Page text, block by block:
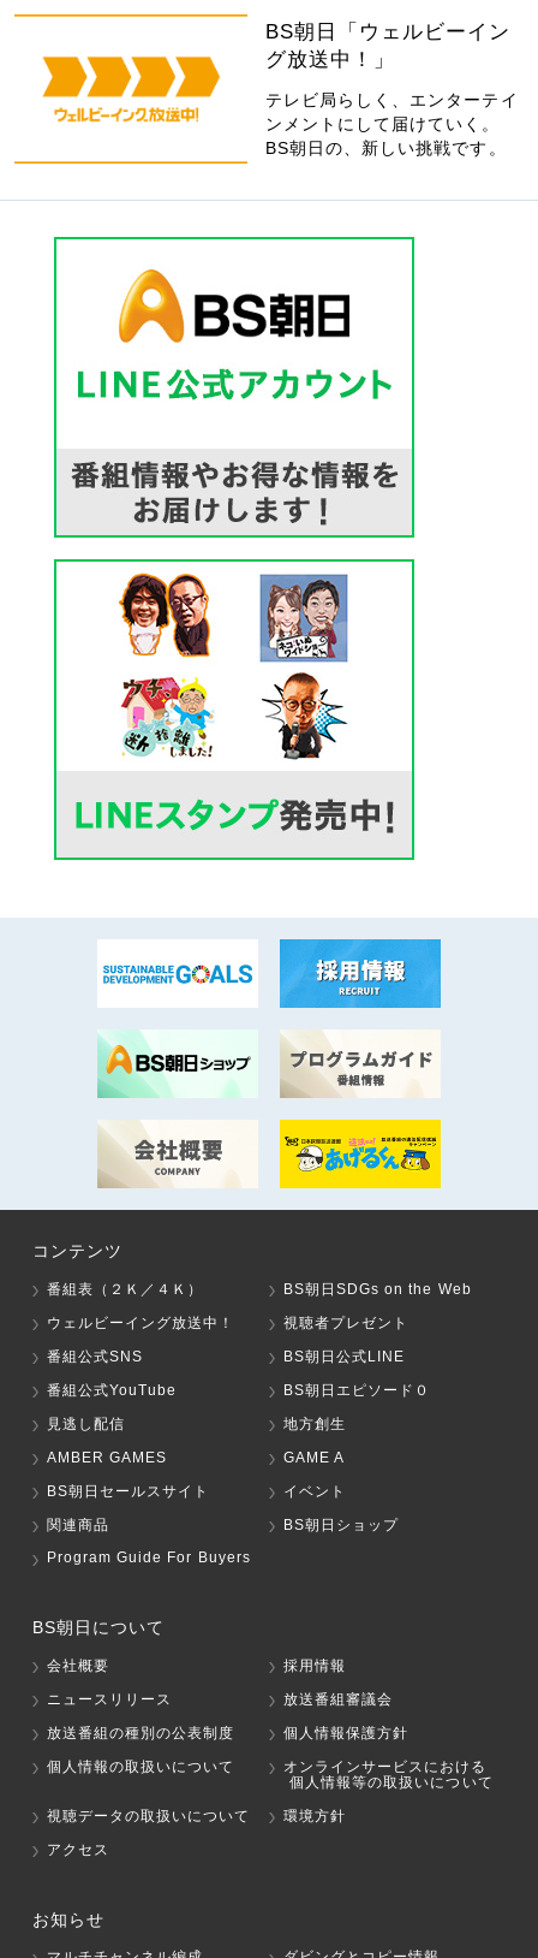
BS朝日「ウェルビーイン
グ放送中！」
テレビ局らしく、エンターテイ
ンメントにして届けていく。
BS朝日の、新しい挑戦です。
コンテンツ
番組表（２Ｋ／４Ｋ）
BS朝日SDGs on the Web
ウェルビーイング放送中！
視聴者プレゼント
番組公式SNS
BS朝日公式LINE
番組公式YouTube
BS朝日エピソード０
見逃し配信
地方創生
AMBER GAMES
GAME A
BS朝日セールスサイト
イベント
関連商品
BS朝日ショップ
Program Guide For Buyers
BS朝日について
会社概要
採用情報
ニュースリリース
放送番組審議会
放送番組の種別の公表制度
個人情報保護方針
個人情報の取扱いについて
オンラインサービスにおける
個人情報等の取扱いについて
視聴データの取扱いについて
環境方針
アクセス
お知らせ